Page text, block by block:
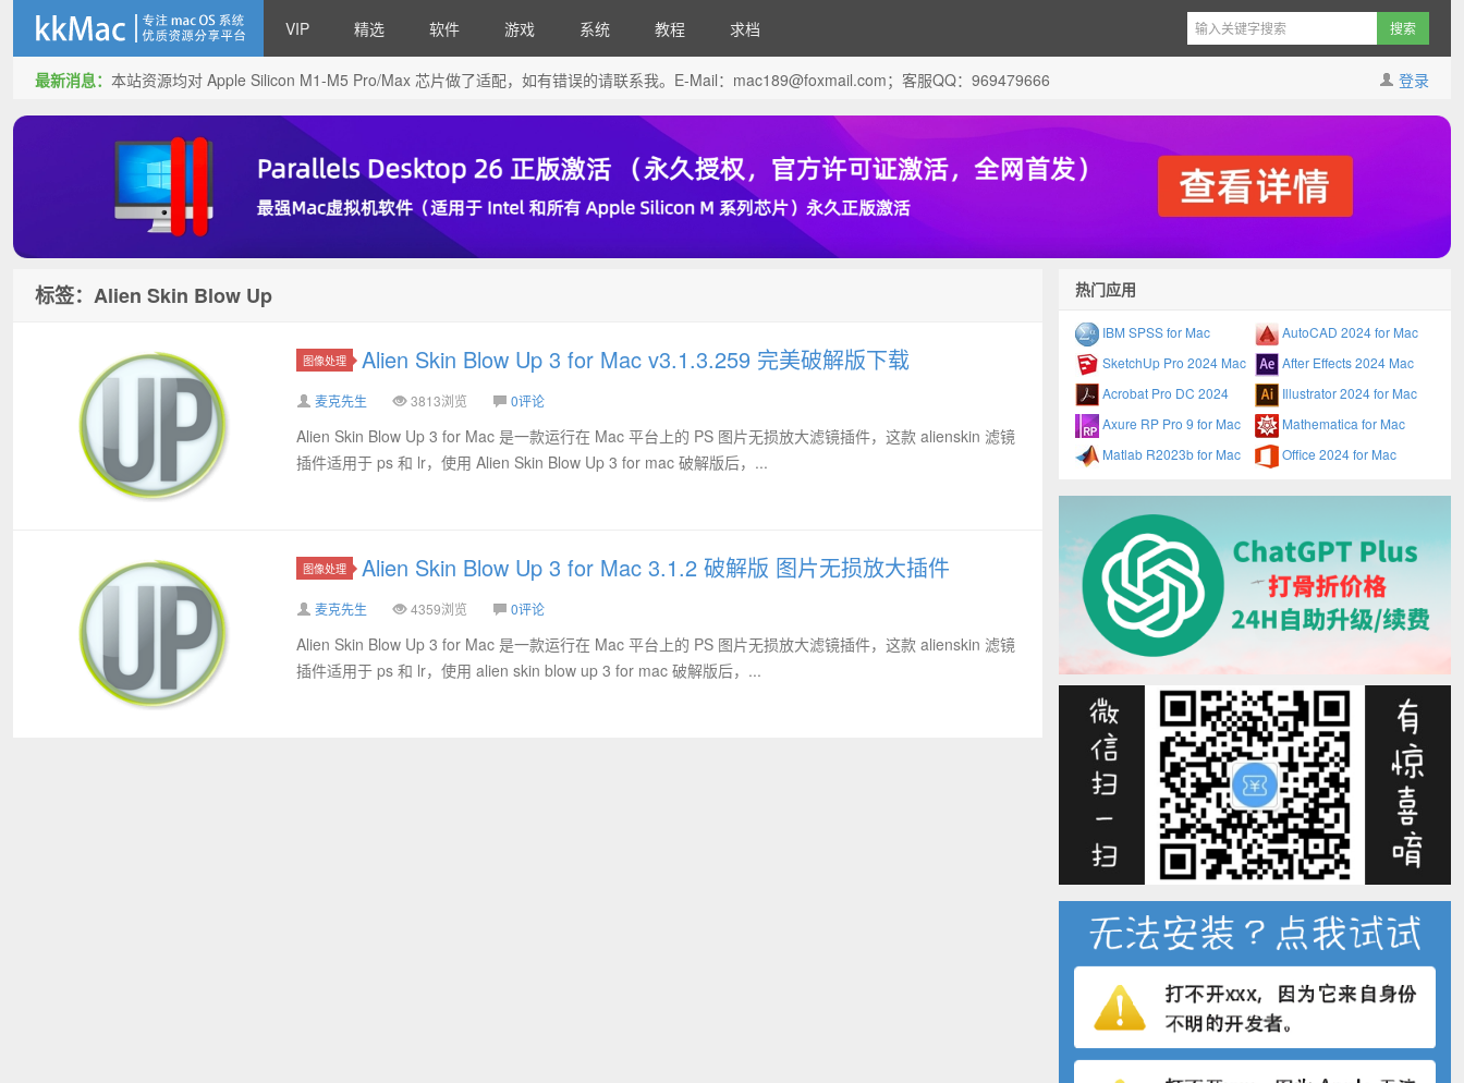
kkMac
VIP 精选 软件 游戏 系统 教程 求档
登录
最新消息： 本站资源均对 Apple Silicon M1-M5 Pro/Max 芯片做了适配，如有错误的请联系我。E-Mail： mac189@foxmail.com；客服QQ：969479666
标签：Alien Skin Blow Up
图像处理 Alien Skin Blow Up 3 for Mac v3.1.3.259 完美破解版下载
麦克先生 3813浏览 0评论
Alien Skin Blow Up 3 for Mac 是一款运行在 Mac 平台上的 PS 图片无损放大滤镜插件，这款 alienskin 滤镜
插件适用于 ps 和 lr，使用 Alien Skin Blow Up 3 for mac 破解版后，...
图像处理 Alien Skin Blow Up 3 for Mac 3.1.2 破解版 图片无损放大插件
麦克先生 4359浏览 0评论
Alien Skin Blow Up 3 for Mac 是一款运行在 Mac 平台上的 PS 图片无损放大滤镜插件，这款 alienskin 滤镜
插件适用于 ps 和 lr，使用 alien skin blow up 3 for mac 破解版后，...
热门应用
IBM SPSS for Mac
AutoCAD 2024 for Mac
SketchUp Pro 2024 Mac
After Effects 2024 Mac
Acrobat Pro DC 2024
Illustrator 2024 for Mac
Axure RP Pro 9 for Mac
Mathematica for Mac
Matlab R2023b for Mac
Office 2024 for Mac